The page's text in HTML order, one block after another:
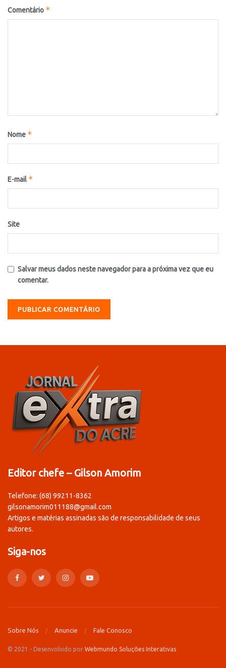
Comentário *
Nome *
E-mail *
Site
Salvar meus dados neste navegador para a próxima vez que eu
comentar.
Editor chefe – Gilson Amorim
Telefone: (68) 99211-8362
gilsonamorim011188@gmail.com
Artigos e matérias assinadas são de responsabilidade de seus
autores.
Siga-nos
Sobre Nós Anuncie Fale Conosco
© 2021 - Desenvolvido por Webmundo Soluções Interativas